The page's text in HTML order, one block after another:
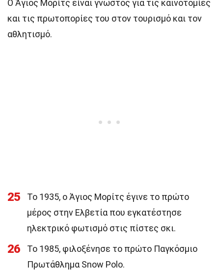
Ο Άγιος Μορίτς είναι γνωστός για τις καινοτομίες
και τις πρωτοπορίες του στον τουρισμό και τον
αθλητισμό.
25
Το 1935, ο Άγιος Μορίτς έγινε το πρώτο
μέρος στην Ελβετία που εγκατέστησε
ηλεκτρικό φωτισμό στις πίστες σκι.
26
Το 1985, φιλοξένησε το πρώτο Παγκόσμιο
Πρωτάθλημα Snow Polo.